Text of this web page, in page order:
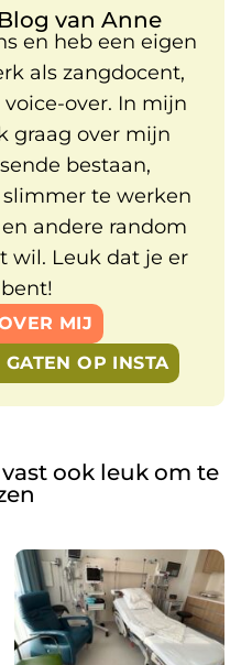
van Anne
en heb een eigen
als zangdocent,
over. In mijn
graag over mijn
bestaan,
te werken
andere random
wil. Leuk dat je er
MIJ
OP INSTA
ook leuk om te